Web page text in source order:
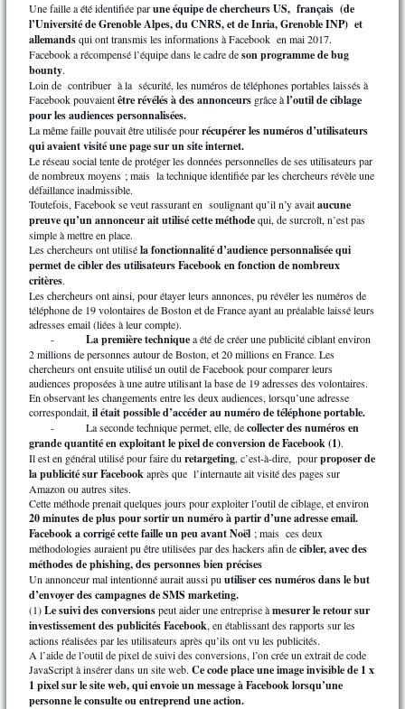
Une faille a été identifiée parune équipe de chercheurs US, français (de
l’Université de Grenoble Alpes, du CNRS, et de Inria, Grenoble INP) et
allemandsqui ont transmis les informations à Facebook en mai 2017.
Facebook a récompensé l’équipe dans le cadre deson programme de bug
bounty.
Loin de contribuer à la sécurité, les numéros de téléphones portables laissés à
Facebook pouvaientêtre révélés à des annonceurs grâce àl’outil de ciblage
pour les audiences personnalisées.
La même faille pouvait être utilisée pourrécupérer les numéros d’utilisateurs
qui avaient visité une page sur un site internet.
Le réseau social tente de protéger les données personnelles de ses utilisateurs par
de nombreux moyens ; mais la technique identifiée par les chercheurs révèle une
défaillance inadmissible.
Toutefois, Facebook se veut rassurant en soulignant qu’il n’y avaitaucune
preuve qu’un annonceur ait utilisé cette méthodequi, de surcroît, n’est pas
simple à mettre en place.
Les chercheurs ont utiliséla fonctionnalité d’audience personnalisée qui
permet de cibler des utilisateurs Facebook en fonction de nombreux
critères.
Les chercheurs ont ainsi, pour étayer leurs annonces, pu révéler les numéros de
téléphone de 19 volontaires de Boston et de France ayant au préalable laissé leurs
adresses email (liées à leur compte).
- La première techniquea été de créer une publicité ciblant environ
2 millions de personnes autour de Boston, et 20 millions en France. Les
chercheurs ont ensuite utilisé un outil de Facebook pour comparer leurs
audiences proposées à une autre utilisant la base de 19 adresses des volontaires.
En observant les changements entre les deux audiences, lorsqu’une adresse
correspondait, il était possible d’accéder au numéro de téléphone portable.
- La seconde technique permet, elle, decollecter des numéros en
grande quantité en exploitant le pixel de conversion de Facebook (1).
Il est en général utilisé pour faire du retargeting, c’est-à-dire, pourproposer de
la publicité sur Facebookaprès que l’internaute ait visité des pages sur
Amazon ou autres sites.
Cette méthode prenait quelques jours pour exploiter l’outil de ciblage, et environ
20 minutes de plus pour sortir un numéro à partir d’une adresse email.
Facebook a corrigé cette faille un peu avant Noël ; mais ces deux
méthodologies auraient pu être utilisées par des hackers afin decibler, avec des
méthodes de phishing, des personnes bien précises
Un annonceur mal intentionné aurait aussi pu utiliser ces numéros dans le but
d’envoyer des campagnes de SMS marketing.
(1)Le suivi des conversionspeut aider une entreprise àmesurer le retour sur
investissement des publicités Facebook, en établissant des rapports sur les
actions réalisées par les utilisateurs après qu’ils ont vu les publicités.
A l’aide de l’outil de pixel de suivi des conversions, l’on crée un extrait de code
JavaScript à insérer dans un site web. Ce code place une image invisible de 1 x
1 pixel sur le site web, qui envoie un message à Facebook lorsqu’une
personne le consulte ou entreprend une action.